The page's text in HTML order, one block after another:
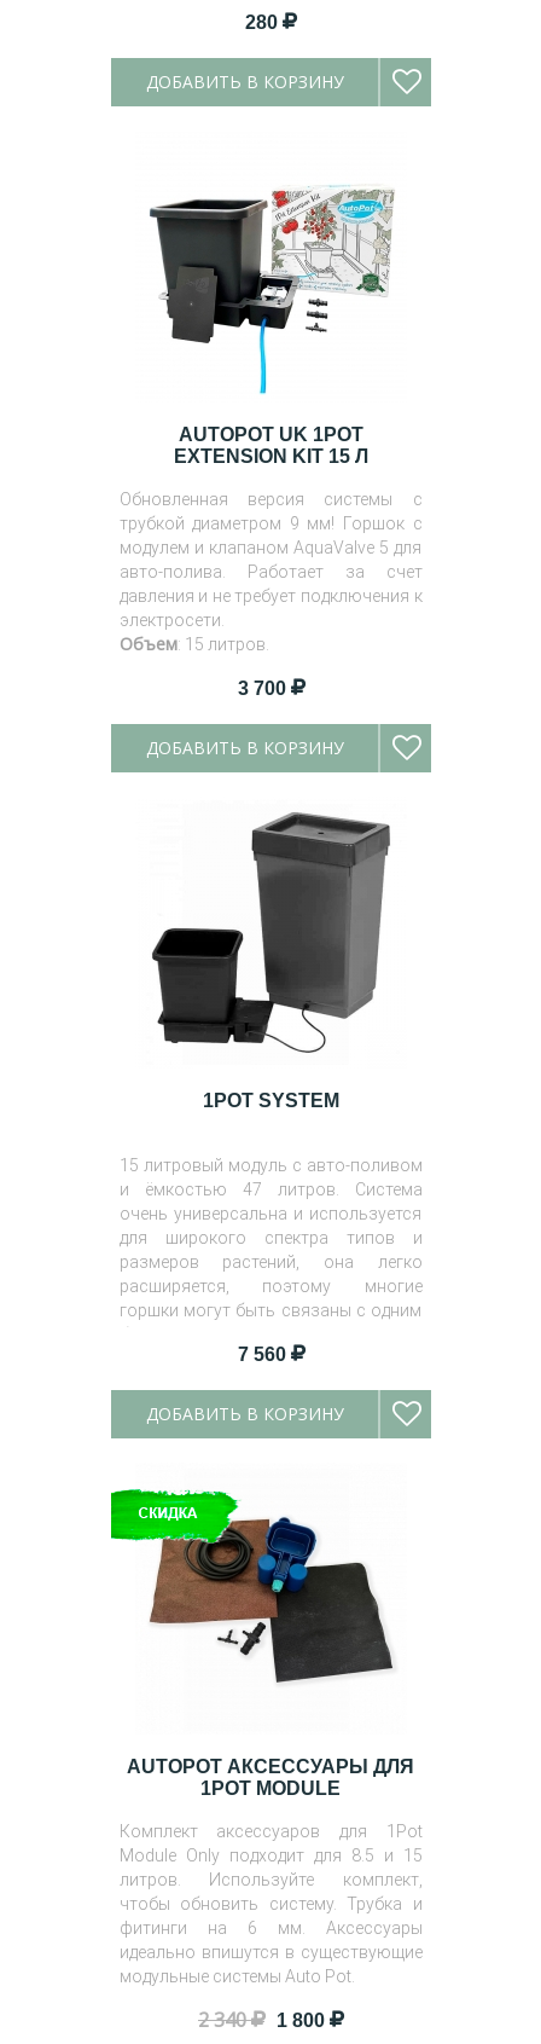
280
ДОБАВИТЬ В КОРЗИНУ
AUTOPOT UK 1POT
EXTENSION KIT 15 Л
Обновленная версия системы с
трубкой диаметром 9 мм! Горшок с
модулем и клапаном AquaValve 5 для
авто-полива. Работает за счет
давления и не требует подключения к
электросети.
Объем: 15 литров.
3 700
ДОБАВИТЬ В КОРЗИНУ
1POT SYSTEM
15 литровый модуль с авто-поливом
и ёмкостью 47 литров. Система
очень универсальна и используется
для широкого спектра типов и
размеров растений, она легко
расширяется, поэтому многие
горшки могут быть связаны с одним
7 560
ДОБАВИТЬ В КОРЗИНУ
AUTOPOT АКСЕССУАРЫ ДЛЯ
1POT MODULE
Комплект аксессуаров для 1Pot
Module Only подходит для 8.5 и 15
литров. Используйте комплект,
чтобы обновить систему. Трубка и
фитинги на 6 мм. Аксессуары
идеально впишутся в существующие
модульные системы Auto Pot.
2 340 1 800